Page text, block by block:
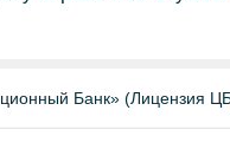
Банк» (Лицензия